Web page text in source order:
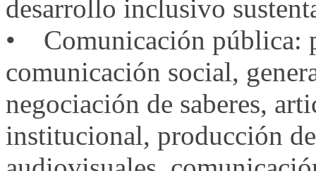
desarrollo inclusivo
• Comunicación pública:
comunicación social,
negociación de saberes,
institucional, producción